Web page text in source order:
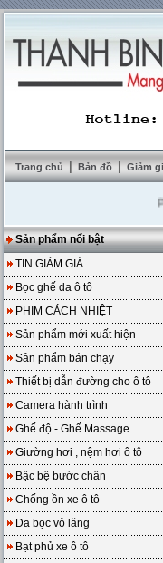
Trang chủ | Bản đồ | Giảm
Sản phẩm nổi bật
TIN GIẢM GIÁ
Bọc ghế da ô tô
PHIM CÁCH NHIỆT
Sản phẩm mới xuất hiện
Sản phẩm bán chạy
Thiết bị dẫn đường cho ô tô
Camera hành trình
Ghế độ - Ghế Massage
Giường hơi , nệm hơi ô tô
Bậc bệ bước chân
Chống ồn xe ô tô
Da bọc vô lăng
Bạt phủ xe ô tô